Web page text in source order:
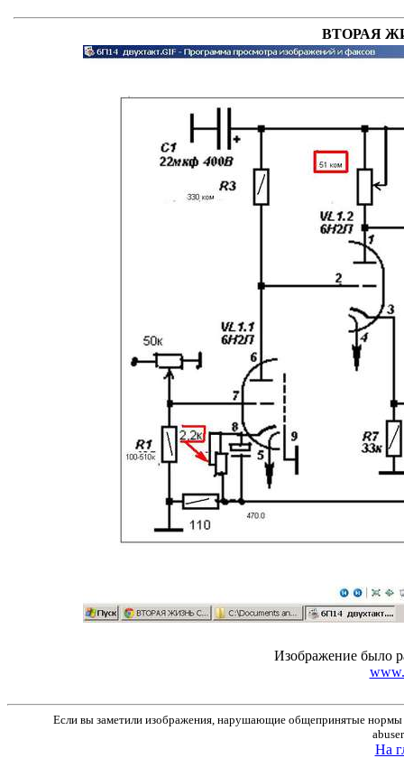
ВТОРАЯ
Изображение было
Если вы заметили изображения, нарушающие общепринятые нормы
На